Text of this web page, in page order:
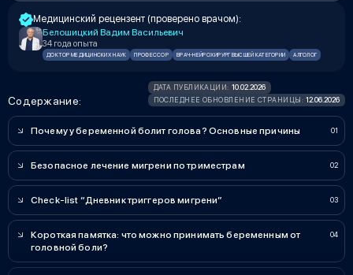
Медицинский рецензент (проверено врачом):
Белошицкий Вадим Васильевич
34 года опыта
ДОКТОР МЕДИЦИНСКИХ НАУК ПРОФЕССОР ВРАЧ-НЕЙРОХИРУРГ ВЫСШЕЙ КАТЕГОРИИ АЛГОЛОГ
Содержание:
ДАТА ПУБЛИКАЦИИ: 10.02.2026
ПОСЛЕДНЕЕ ОБНОВЛЕНИЕ СТРАНИЦЫ: 12.06.2026
Почему у беременной болит голова? Основные причины
Безопасное лечение мигрени по триместрам
Check-list “Дневник триггеров мигрени”
Короткая памятка: что можно принимать беременным от
головной боли?